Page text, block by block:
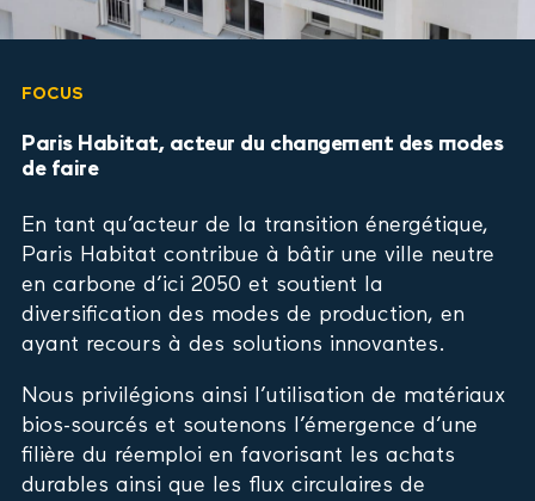
FOCUS
Paris Habitat, acteur du changement des modes
de faire
En tant qu’acteur de la transition énergétique,
Paris Habitat contribue à bâtir une ville neutre
en carbone d’ici 2050 et soutient la
diversification des modes de production, en
ayant recours à des solutions innovantes.
Nous privilégions ainsi l’utilisation de matériaux
bios-sourcés et soutenons l’émergence d’une
filière du réemploi en favorisant les achats
durables ainsi que les flux circulaires de